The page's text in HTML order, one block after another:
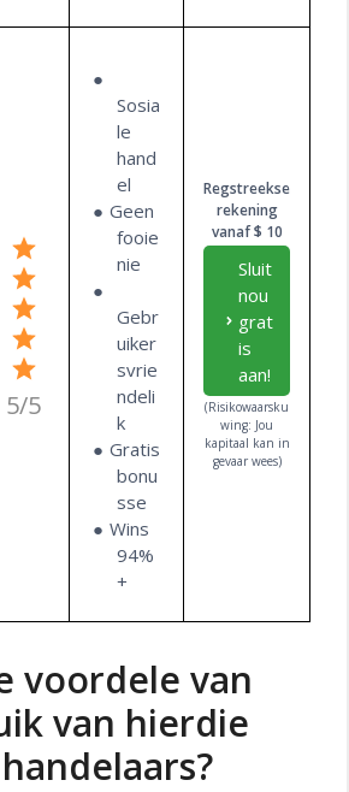
5/5
Sosia
le
hand
el
Geen
fooie
nie
Gebr
uiker
svrie
ndeli
k
Gratis
bonu
sse
Wins
94%
+
Regstreekse
rekening
vanaf $ 10
Sluit
nou
grat
is
aan!
(Risikowaarsku
wing: Jou
kapitaal kan in
gevaar wees)
voordele van
van hierdie